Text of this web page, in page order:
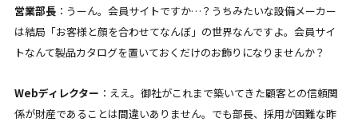
営業部長 ：うーん。会員サイトですか…？うちみたいな設備メーカー
は結局「お客様と顔を合わせてなんぼ」の世界なんですよ。会員サイ
トなんて製品カタログを置いておくだけのお飾りになりませんか？
Webディレクター ：ええ。御社がこれまで築いてきた顧客との信頼関
係が財産であることは間違いありません。でも部長、採用が困難な昨